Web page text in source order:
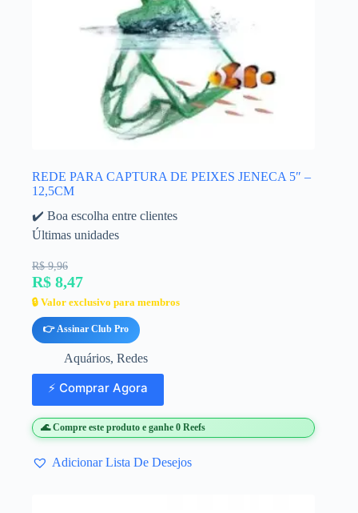
REDE PARA CAPTURA DE PEIXES JENECA 5″ –
12,5CM
✔️ Boa escolha entre clientes
Últimas unidades
R$ 9,96
R$ 8,47
🔒 Valor exclusivo para membros
👉 Assinar Club Pro
Aquários, Redes
⚡ Comprar Agora
🌊 Compre este produto e ganhe 0 Reefs
Adicionar Lista De Desejos